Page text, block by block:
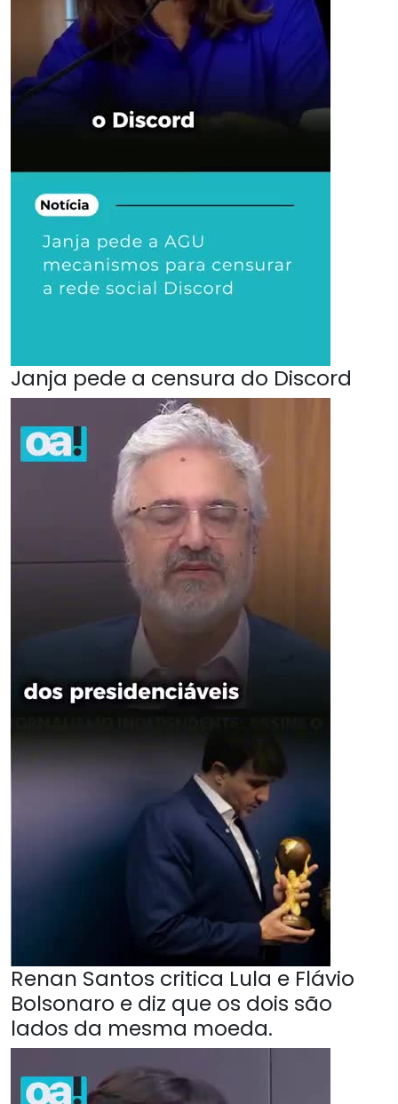
Janja pede a censura do Discord
Renan Santos critica Lula e Flávio
Bolsonaro e diz que os dois são
lados da mesma moeda.